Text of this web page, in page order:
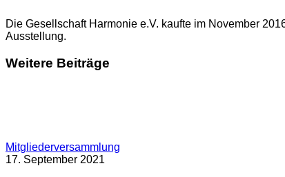
Die Gesellschaft Harmonie e.V. kaufte im November
Ausstellung.
Weitere Beiträge
Mitgliederversammlung
17. September 2021